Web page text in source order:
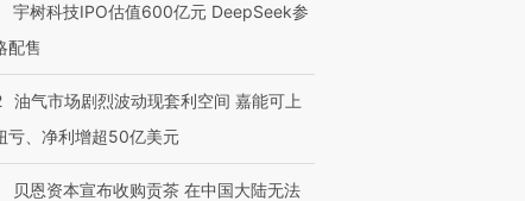
宇树科技IPO估值600亿元 DeepSeek参
配售
油气市场剧烈波动现套利空间 嘉能可上
亏、净利增超50亿美元
贝恩资本宣布收购贡茶 在中国大陆无法